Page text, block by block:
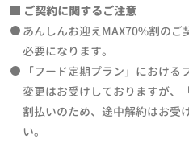
ご契約に関するご注意
あんしんお迎えMAX70%割の
必要になります。
「フード定期プラン」におけ
変更はお受けしておりますが、
割払いのため、途中解約はお受
い。